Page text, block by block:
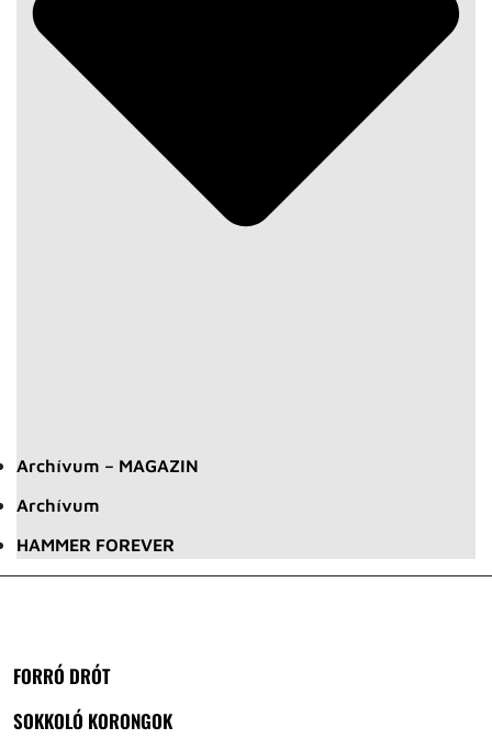
Archívum – MAGAZIN
Archívum
HAMMER FOREVER
FORRÓ DRÓT
SOKKOLÓ KORONGOK